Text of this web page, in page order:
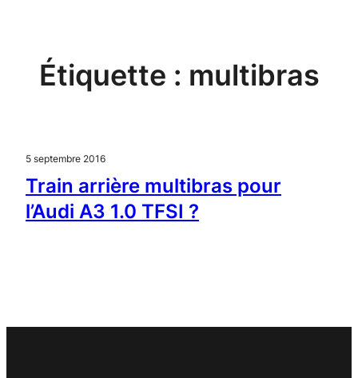
contenuÉtiquette : multibras
5 septembre 2016
Train arrière multibras pour
l’Audi A3 1.0 TFSI ?